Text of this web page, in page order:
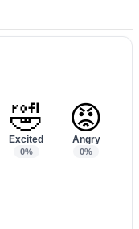
🤣
Excited
0%
😡
Angry
0%